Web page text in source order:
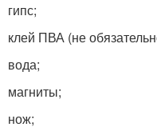
гипс;
клей ПВА (не
вода;
магниты;
нож;